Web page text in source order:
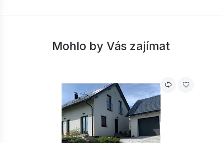
Mohlo by Vás zajímat